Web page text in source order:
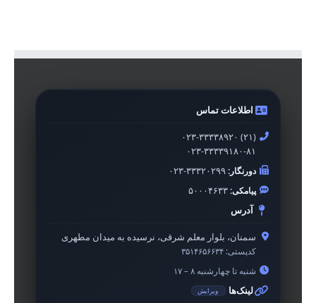
اطلاعات تماس
۰۲۳-۳۳۳۳۸۹۲۰ (۲۱)
۰۲۳-۳۳۳۳۹۱۸۰-۸۱
دورنگار:۰۲۳-۳۳۳۲۰۲۹۹
پیامکی:۵۰۰۰۴۶۳۳
آدرس
سمنان، بلوار معلم شرقی، نرسیده به میدان مطهری
کدپستی: ۳۵۱۴۶۵۶۶۳۴
شنبه تا چهارشنبه ۸ – ۱۷
لینک‌ها ویرایش